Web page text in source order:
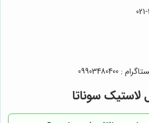
لاستیک سوناتا